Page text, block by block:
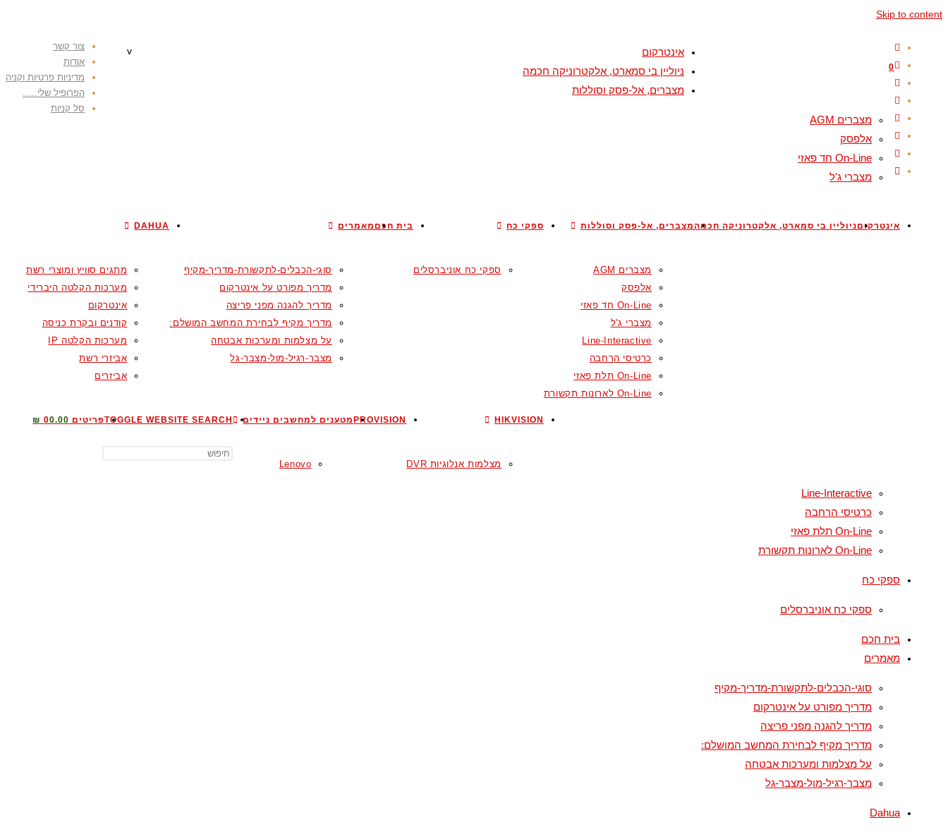
Skip to content
צור קשר
אודות
מדיניות פרטיות וקניה
הפרופיל שלי…..
סל קניות
0
v
אינטרקוםניוליין בי סמארט, אלקטרוניקה חכמהמצברים, אל-פסק וסוללות
מצברים AGM
אלפסק
On-Line חד פאזי
מצברי ג'ל
Line-Interactive
כרטיסי הרחבה
On-Line תלת פאזי
On-Line לארונות תקשורת
ספקי כח
ספקי כח אוניברסלים
בית חכם מאמרים
סוגי-הכבלים-לתקשורת-מדריך-מקיף
מדריך מפורט על אינטרקום
מדריך להגנה מפני פריצה
מדריך מקיף לבחירת המחשב המושלם:
על מצלמות ומערכות אבטחה
מצבר-רגיל-מול-מצבר-גל
DAHUA
מתגים סוויץ ומוצרי רשת
מערכות הקלטה היברידי
אינטרקום
קודנים ובקרת כניסה
מערכות הקלטה IP
אביזרי רשת
אביזרים
HIKVISION
מצלמות אנלוגיות DVR
PROVISION מטענים למחשבים ניידים
Lenovo
TOGGLE WEBSITE SEARCHפריטים 0 0.00 ₪
אינטרקום
ניוליין בי סמארט, אלקטרוניקה חכמה
מצברים, אל-פסק וסוללות
מצברים AGM
אלפסק
On-Line חד פאזי
מצברי ג'ל
Line-Interactive
כרטיסי הרחבה
On-Line תלת פאזי
On-Line לארונות תקשורת
ספקי כח
ספקי כח אוניברסלים
בית חכם
מאמרים
סוגי-הכבלים-לתקשורת-מדריך-מקיף
מדריך מפורט על אינטרקום
מדריך להגנה מפני פריצה
מדריך מקיף לבחירת המחשב המושלם:
על מצלמות ומערכות אבטחה
מצבר-רגיל-מול-מצבר-גל
Dahua